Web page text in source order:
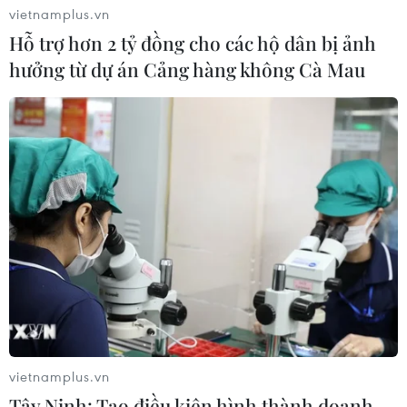
Xem trực tiếp Indonesia-Việt Nam tại
ASEAN Cup 2026 trên kênh nào?
03/08/2026 09:21
Đội tuyển Việt Nam đặt mục
tiêu 3 điểm, cảnh báo Indonesia
trước giờ G
03/08/2026 07:39
ASEAN Cup 2026: Indonesia tổn thất
lực lượng trước trận quyết đấu tuyển
Việt Nam
03/08/2026 07:21
vietnamplus.vn
Hỗ trợ hơn 2 tỷ đồng cho các hộ dân bị ảnh
hưởng từ dự án Cảng hàng không Cà Mau
vietnamplus.vn